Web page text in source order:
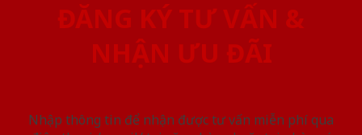
ĐĂNG KÝ TƯ VẤN &
NHẬN ƯU ĐÃI
Nhập thông tin để nhận được tư vấn miễn phí qua